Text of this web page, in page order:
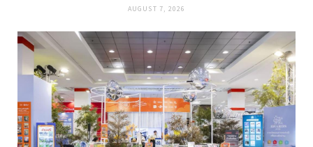
AUGUST 7, 2026